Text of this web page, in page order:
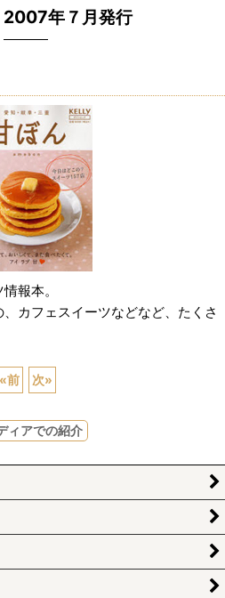
2007年７月発行
報本。
カフェスイーツなどなど、たくさ
«前 次»
ィアでの紹介